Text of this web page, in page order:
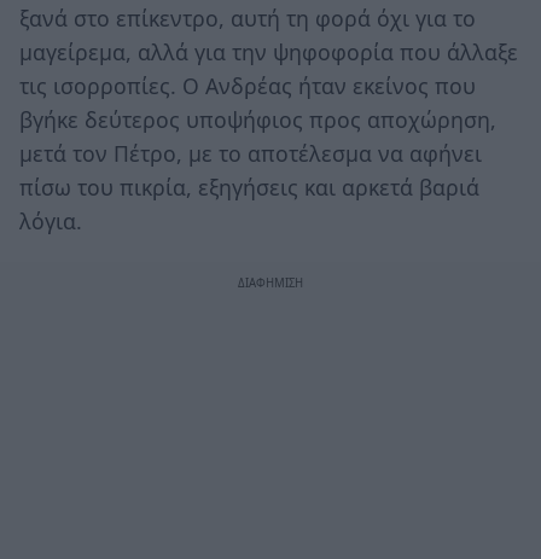
ξανά στο επίκεντρο, αυτή τη φορά όχι για το
μαγείρεμα, αλλά για την ψηφοφορία που άλλαξε
τις ισορροπίες. Ο Ανδρέας ήταν εκείνος που
βγήκε δεύτερος υποψήφιος προς αποχώρηση,
μετά τον Πέτρο, με το αποτέλεσμα να αφήνει
πίσω του πικρία, εξηγήσεις και αρκετά βαριά
λόγια.